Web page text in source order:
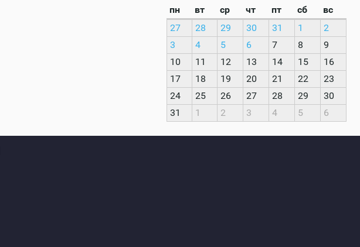
пн вт ср чт пт сб
вс
27
28 29 30 31 1
2
3
4 5 6 7 8
9
10
11 12 13 14 15
16
17
18 19 20 21 22
23
24
25 26 27 28 29
30
31
1 2 3 4 5 6